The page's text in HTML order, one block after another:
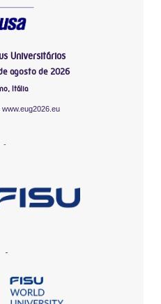
Universitários
agosto de 2026
Itália
www.eug2026.eu
-
-